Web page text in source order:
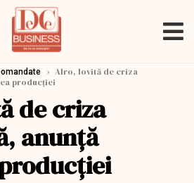
› Alro, lovită de criza
producției
de criza
anunță